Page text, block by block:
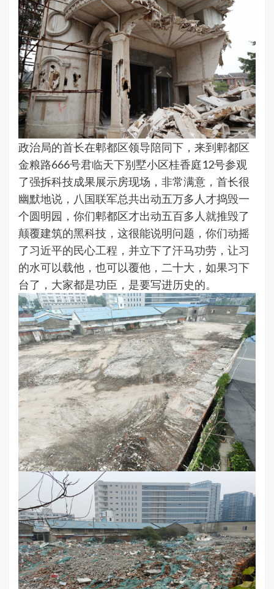
政治局的首长在郫都区领导陪同下，来到郫都区
金粮路666号君临天下别墅小区桂香庭12号参观
了强拆科技成果展示房现场，非常满意，首长很
幽默地说，八国联军总共出动五万多人才捣毁一
个圆明园，你们郫都区才出动五百多人就推毁了
颠覆建筑的黑科技，这很能说明问题，你们动摇
了习近平的民心工程，并立下了汗马功劳，让习
的水可以载他，也可以覆他，二十大，如果习下
台了，大家都是功臣，是要写进历史的。